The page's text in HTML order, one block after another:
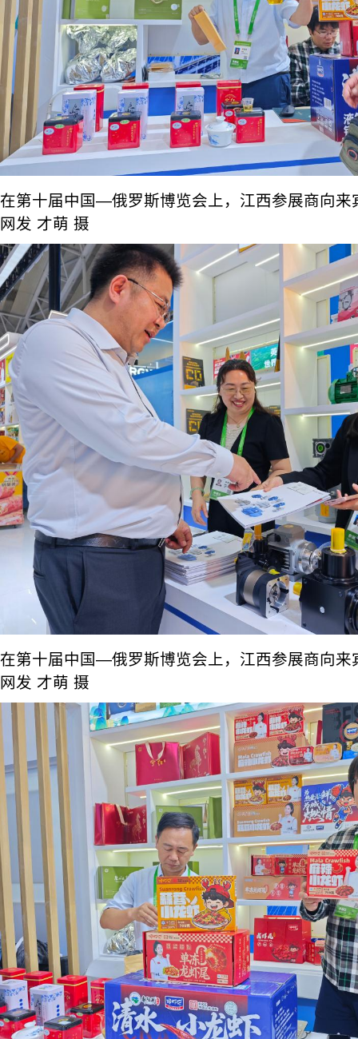
在第十届中国—俄罗斯博览会上，江西参展商向来
网发 才萌 摄
在第十届中国—俄罗斯博览会上，江西参展商向来
网发 才萌 摄